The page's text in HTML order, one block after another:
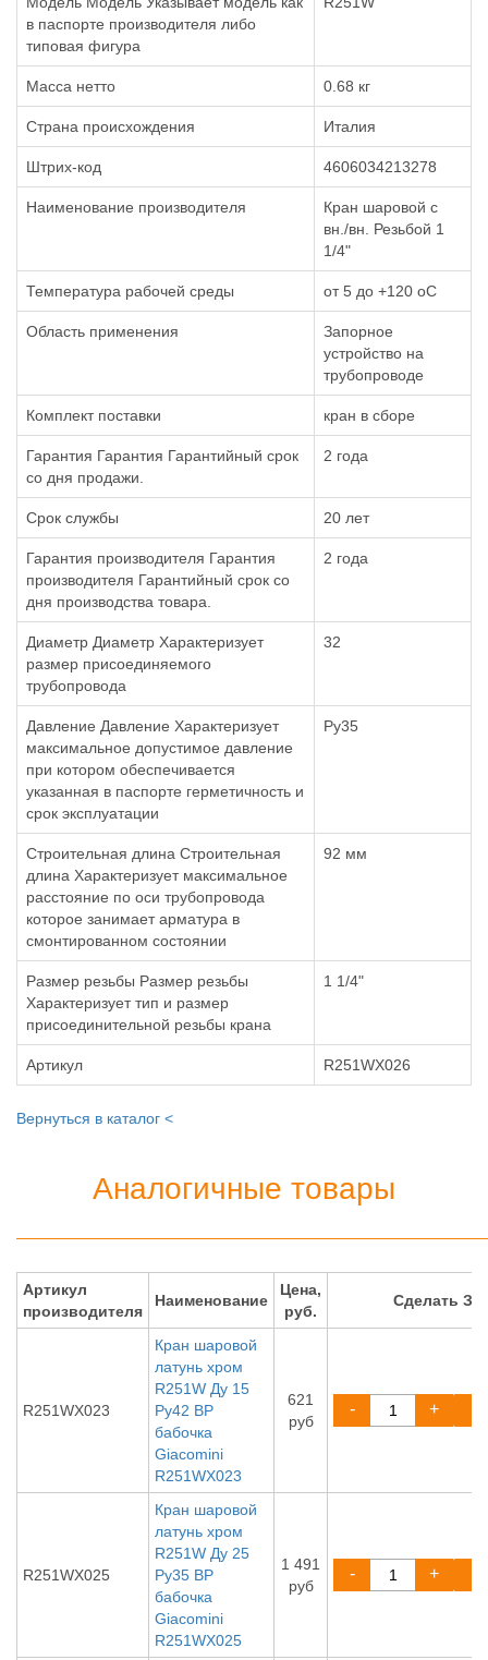
в паспорте производителя либо
типовая фигура
Масса нетто 0.68 кг
Страна происхождения Италия
Штрих-код 4606034213278
Наименование производителя
Кран шаровой с
вн./вн. Резьбой 1
1/4"
Температура рабочей среды от 5 до +120 oC
Область применения
Запорное
устройство на
трубопроводе
Комплект поставки кран в сборе
Гарантия Гарантия Гарантийный срок
со дня продажи.
2 года
Срок службы 20 лет
Гарантия производителя Гарантия
производителя Гарантийный срок со
дня производства товара.
2 года
Диаметр Диаметр Характеризует
размер присоединяемого
трубопровода
32
Давление Давление Характеризует
максимальное допустимое давление
при котором обеспечивается
указанная в паспорте герметичность и
срок эксплуатации
Ру35
Строительная длина Строительная
длина Характеризует максимальное
расстояние по оси трубопровода
которое занимает арматура в
смонтированном состоянии
92 мм
Размер резьбы Размер резьбы
Характеризует тип и размер
присоединительной резьбы крана
1 1/4"
Артикул R251WX026
Вернуться в каталог <
Аналогичные товары
Артикул
производителя
Наименование
Цена,
руб.
Сделать
R251WX023
Кран шаровой
латунь хром
R251W Ду 15
Ру42 ВР
бабочка
Giacomini
R251WX023
621
руб
- +
R251WX025
Кран шаровой
латунь хром
R251W Ду 25
Ру35 ВР
бабочка
Giacomini
R251WX025
1 491
руб
- +